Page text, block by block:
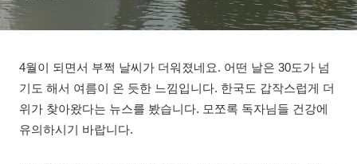
4월이 되면서 부쩍 날씨가 더워졌네요. 어떤 날은 30도가 넘
기도 해서 여름이 온 듯한 느낌입니다. 한국도 갑작스럽게 더
위가 찾아왔다는 뉴스를 봤습니다. 모쪼록 독자님들 건강에
유의하시기 바랍니다.